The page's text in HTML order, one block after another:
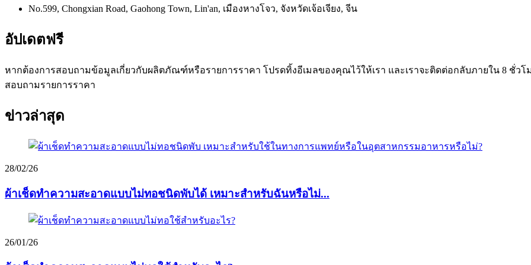
No.599, Chongxian Road, Gaohong Town, Lin'an, เมืองหางโจว, จังหวัดเจ้อเจียง, จีน
อัปเดตฟรี
หากต้องการสอบถามข้อมูลเกี่ยวกับผลิตภัณฑ์หรือรายการราคา โปรดทิ้งอีเมลของคุณไว้ให้เรา และเราจะติดต่อกลับภายใน 8 ชั่วโ
สอบถามรายการราคา
ข่าวล่าสุด
28/02/26
ผ้าเช็ดทำความสะอาดแบบไม่ทอชนิดพับได้ เหมาะสำหรับฉันหรือไม่...
26/01/26